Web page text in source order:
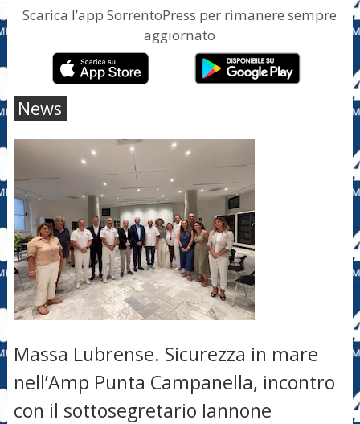
Scarica l’app SorrentoPress per rimanere sempre
aggiornato
News
Massa Lubrense. Sicurezza in mare
nell’Amp Punta Campanella, incontro
con il sottosegretario Iannone